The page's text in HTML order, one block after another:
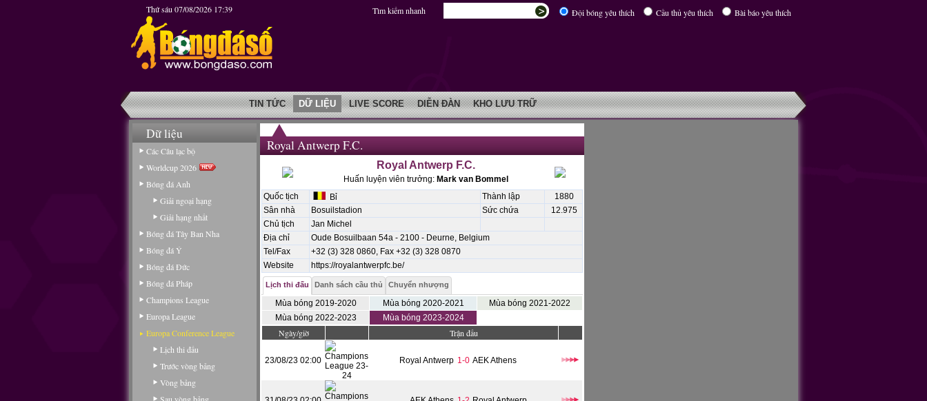
Thứ sáu 07/08/2026 17:39 Đội bóng yêu thích Cầu thủ yêu thích Bài báo yêu thích
Tìm kiếm nhanh
TIN TỨC DỮ LIỆU LIVE SCORE DIỄN ĐÀN KHO LƯU TRỮ
Dữ liệu
Các Câu lạc bộ
Worldcup 2026
Bóng đá Anh
Giải ngoại hạng
Giải hạng nhất
Bóng đá Tây Ban Nha
Bóng đá Ý
Bóng đá Đức
Bóng đá Pháp
Champions League
Europa League
Europa Conference League
Lịch thi đấu
Trước vòng bảng
Vòng bảng
Royal Antwerp F.C.
Royal Antwerp F.C.
Huấn luyện viên trưởng: Mark van Bommel
Quốc tịch
Bỉ Thành lập
1880
Sân nhà
Bosuilstadion Sức chứa
12.975
Chủ tịch
Jan Michel
Địa chỉ
Oude Bosuilbaan 54a - 2100 - Deurne, Belgium
Tel/Fax
+32 (3) 328 0860, Fax +32 (3) 328 0870
Website
https://royalantwerpfc.be/
Lịch thi đấu Danh sách cầu thủ Chuyển nhượng
Mùa bóng 2019-2020 Mùa bóng 2020-2021
Mùa bóng 2021-2022
Mùa bóng 2022-2023
Mùa bóng 2023-2024
Ngày/giờ Trận đấu
23/08/23 02:00 Royal Antwerp 1-0 AEK Athens